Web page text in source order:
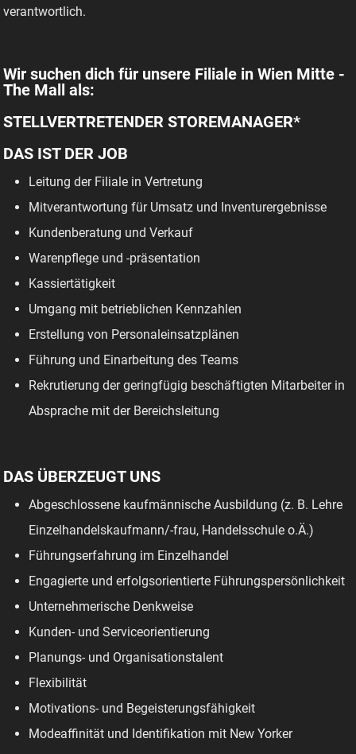
verantwortlich.
Wir suchen dich für unsere Filiale in Wien Mitte -
The Mall als:
STELLVERTRETENDER STOREMANAGER*
DAS IST DER JOB
Leitung der Filiale in Vertretung
Mitverantwortung für Umsatz und Inventurergebnisse
Kundenberatung und Verkauf
Warenpflege und -präsentation
Kassiertätigkeit
Umgang mit betrieblichen Kennzahlen
Erstellung von Personaleinsatzplänen
Führung und Einarbeitung des Teams
Rekrutierung der geringfügig beschäftigten Mitarbeiter in
Absprache mit der Bereichsleitung
DAS ÜBERZEUGT UNS
Abgeschlossene kaufmännische Ausbildung (z. B. Lehre
Einzelhandelskaufmann/-frau, Handelsschule o.Ä.)
Führungserfahrung im Einzelhandel
Engagierte und erfolgsorientierte Führungspersönlichkeit
Unternehmerische Denkweise
Kunden- und Serviceorientierung
Planungs- und Organisationstalent
Flexibilität
Motivations- und Begeisterungsfähigkeit
Modeaffinität und Identifikation mit New Yorker